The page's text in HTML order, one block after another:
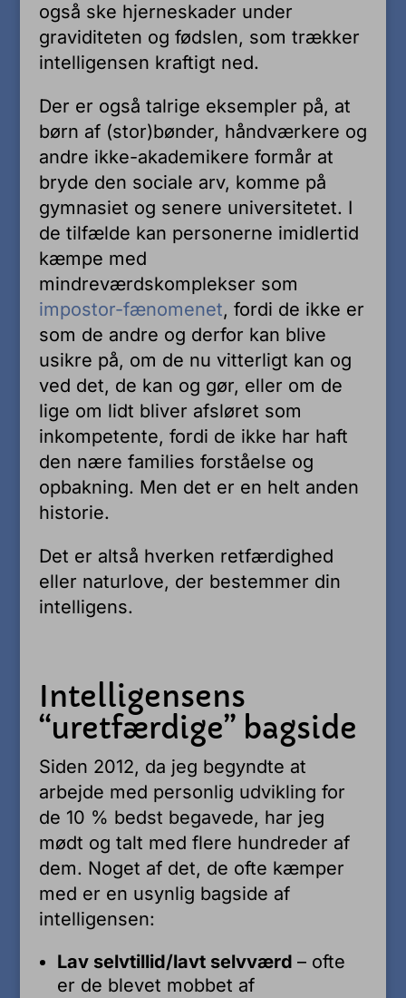
også ske hjerneskader under
graviditeten og fødslen, som trækker
intelligensen kraftigt ned.
Der er også talrige eksempler på, at
børn af (stor)bønder, håndværkere og
andre ikke-akademikere formår at
bryde den sociale arv, komme på
gymnasiet og senere universitetet. I
de tilfælde kan personerne imidlertid
kæmpe med
mindreværdskomplekser som
impostor-fænomenet, fordi de ikke er
som de andre og derfor kan blive
usikre på, om de nu vitterligt kan og
ved det, de kan og gør, eller om de
lige om lidt bliver afsløret som
inkompetente, fordi de ikke har haft
den nære families forståelse og
opbakning. Men det er en helt anden
historie.
Det er altså hverken retfærdighed
eller naturlove, der bestemmer din
intelligens.
Intelligensens
“uretfærdige” bagside
Siden 2012, da jeg begyndte at
arbejde med personlig udvikling for
de 10 % bedst begavede, har jeg
mødt og talt med flere hundreder af
dem. Noget af det, de ofte kæmper
med er en usynlig bagside af
intelligensen:
Lav selvtillid/lavt selvværd – ofte
er de blevet mobbet af